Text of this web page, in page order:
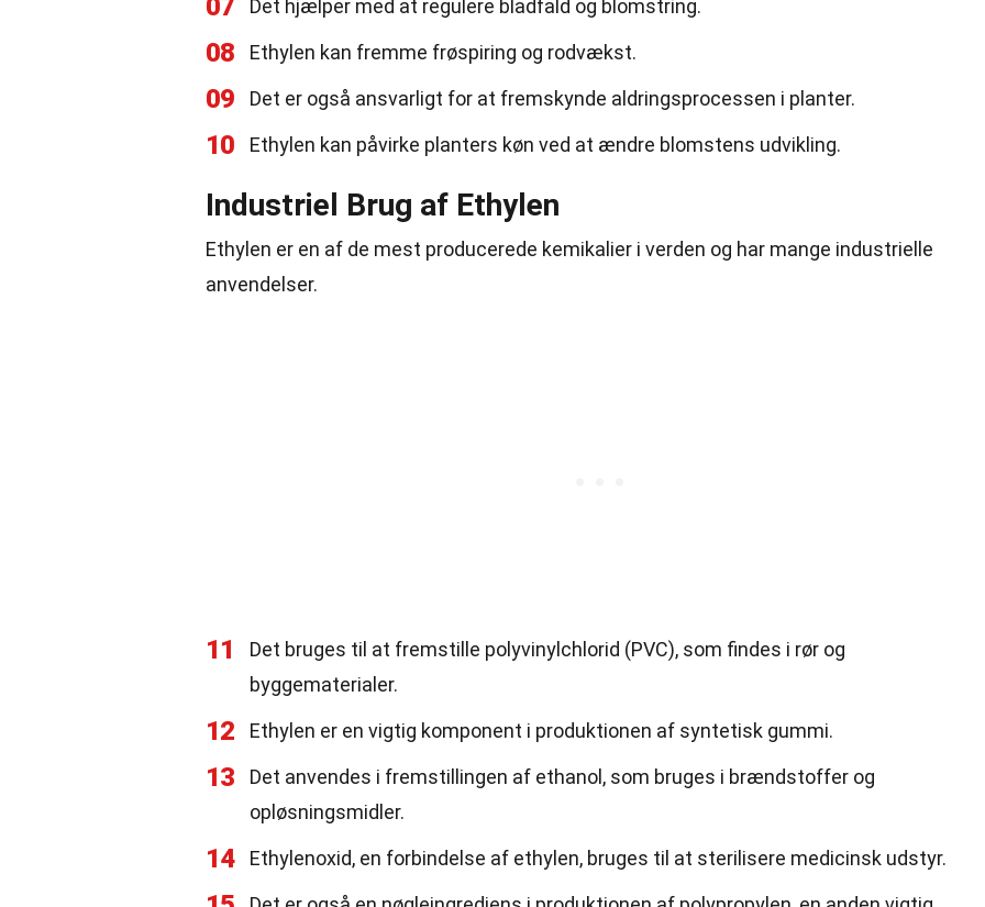
07 Det hjælper med at regulere bladfald og blomstring.
08 Ethylen kan fremme frøspiring og rodvækst.
09 Det er også ansvarligt for at fremskynde aldringsprocessen i planter.
10 Ethylen kan påvirke planters køn ved at ændre blomstens udvikling.
Industriel Brug af Ethylen
Ethylen er en af de mest producerede kemikalier i verden og har mange industrielle
anvendelser.
11
Det bruges til at fremstille polyvinylchlorid (PVC), som findes i rør og
byggematerialer.
12 Ethylen er en vigtig komponent i produktionen af syntetisk gummi.
13
Det anvendes i fremstillingen af ethanol, som bruges i brændstoffer og
opløsningsmidler.
14 Ethylenoxid, en forbindelse af ethylen, bruges til at sterilisere medicinsk udstyr.